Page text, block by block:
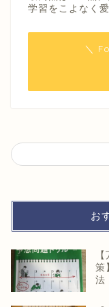
学習をこよなく
＼
お
策
法